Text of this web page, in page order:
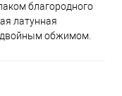
благородного
латунная
двойным обжимом.